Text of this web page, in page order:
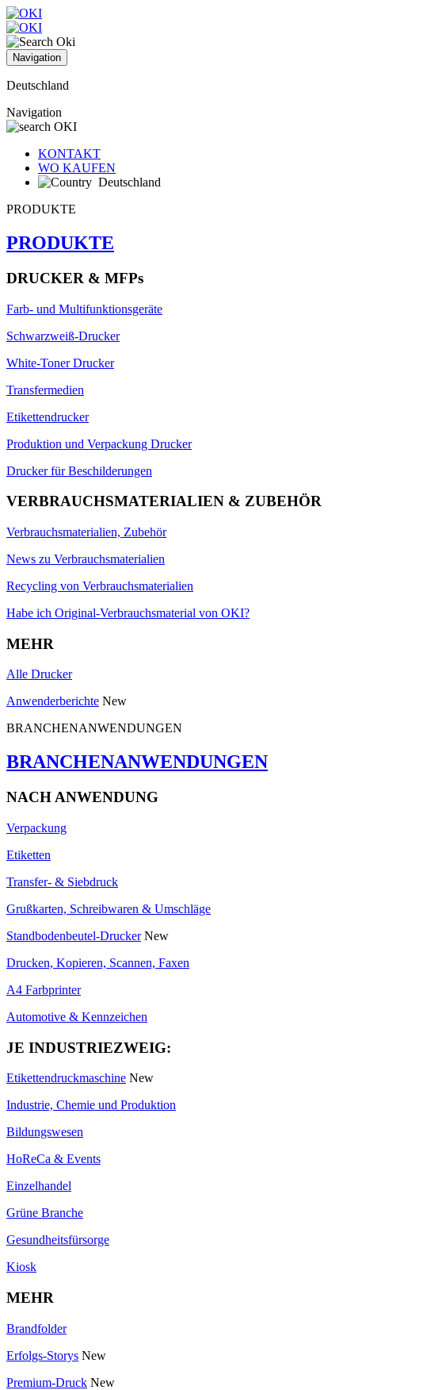
Navigation
Deutschland
Navigation
KONTAKT
WO KAUFEN
Deutschland
PRODUKTE
PRODUKTE
DRUCKER & MFPs
Farb- und Multifunktionsgeräte
Schwarzweiß-Drucker
White-Toner Drucker
Transfermedien
Etikettendrucker
Produktion und Verpackung Drucker
Drucker für Beschilderungen
VERBRAUCHSMATERIALIEN & ZUBEHÖR
Verbrauchsmaterialien, Zubehör
News zu Verbrauchsmaterialien
Recycling von Verbrauchsmaterialien
Habe ich Original-Verbrauchsmaterial von OKI?
MEHR
Alle Drucker
Anwenderberichte New
BRANCHENANWENDUNGEN
BRANCHENANWENDUNGEN
NACH ANWENDUNG
Verpackung
Etiketten
Transfer- & Siebdruck
Grußkarten, Schreibwaren & Umschläge
Standbodenbeutel-Drucker New
Drucken, Kopieren, Scannen, Faxen
A4 Farbprinter
Automotive & Kennzeichen
JE INDUSTRIEZWEIG:
Etikettendruckmaschine New
Industrie, Chemie und Produktion
Bildungswesen
HoReCa & Events
Einzelhandel
Grüne Branche
Gesundheitsfürsorge
Kiosk
MEHR
Brandfolder
Erfolgs-Storys New
Premium-Druck New